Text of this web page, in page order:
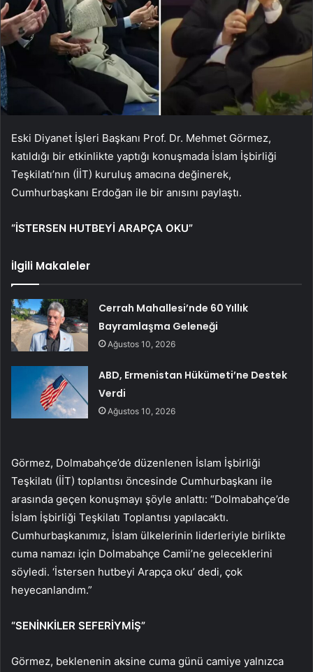
Eski Diyanet İşleri Başkanı Prof. Dr. Mehmet Görmez,
katıldığı bir etkinlikte yaptığı konuşmada İslam İşbirliği
Teşkilatı’nın (İİT) kuruluş amacına değinerek,
Cumhurbaşkanı Erdoğan ile bir anısını paylaştı.
“İSTERSEN HUTBEYİ ARAPÇA OKU”
İlgili Makaleler
Cerrah Mahallesi’nde 60 Yıllık
Bayramlaşma Geleneği
Ağustos 10, 2026
ABD, Ermenistan Hükümeti’ne Destek
Verdi
Ağustos 10, 2026
Görmez, Dolmabahçe’de düzenlenen İslam İşbirliği
Teşkilatı (İİT) toplantısı öncesinde Cumhurbaşkanı ile
arasında geçen konuşmayı şöyle anlattı: “Dolmabahçe’de
İslam İşbirliği Teşkilatı Toplantısı yapılacaktı.
Cumhurbaşkanımız, İslam ülkelerinin liderleriyle birlikte
cuma namazı için Dolmabahçe Camii’ne geleceklerini
söyledi. ‘İstersen hutbeyi Arapça oku’ dedi, çok
heyecanlandım.”
“SENİNKİLER SEFERİYMİŞ”
Görmez, beklenenin aksine cuma günü camiye yalnızca